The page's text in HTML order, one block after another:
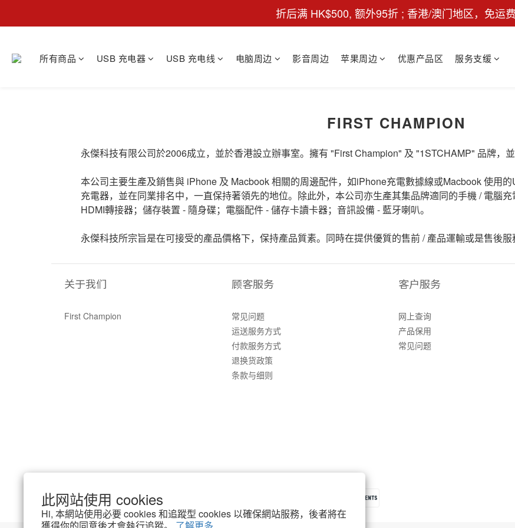
此网站使用 cookies
Hi, 本網站使用必要 cookies 和追蹤型 cookies 以確保網站服務，後者將在
折后满 HK$500, 额外95折 ; 香港/澳门地区，免运费
所有商品 USB 充电器 USB 充电线 电脑周边 影音周边 苹果周边 优惠产品区 服务支缓
FIRST CHAMPION
永傑科技有限公司於2006成立，並於香港設立辦事室。擁有 "First Champion" 及 "1STCHAMP" 品牌，
本公司主要生產及銷售與 iPhone 及 Macbook 相關的周邊配件，如iPhone充電數據線或Macbook 使用
充電器，並在同業排名中，一直保持著領先的地位。除此外，本公司亦生產其集品牌適同的手機 / 電腦
HDMI轉接器；儲存裝置 - 隨身碟；電腦配件 - 儲存卡讀卡器；音訊設備 - 藍牙喇叭。
永傑科技所宗旨是在可接受的產品價格下，保持產品質素。同時在提供優質的售前 / 產品運輸或是售後服
关于我们
First Champion
顾客服务
常见问题
运送服务方式
付款服务方式
退换货政策
条款与细则
客户服务
网上查询
产品保用
常见问题